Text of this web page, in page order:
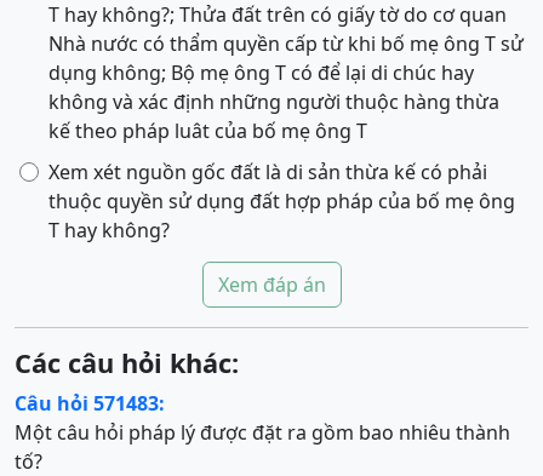
T hay không?; Thửa đất trên có giấy tờ do cơ quan
Nhà nước có thẩm quyền cấp từ khi bố mẹ ông T sử
dụng không; Bộ mẹ ông T có để lại di chúc hay
không và xác định những người thuộc hàng thừa
kế theo pháp luât của bố mẹ ông T
Xem xét nguồn gốc đất là di sản thừa kế có phải
thuộc quyền sử dụng đất hợp pháp của bố mẹ ông
T hay không?
Xem đáp án
Các câu hỏi khác:
Câu hỏi 571483:
Một câu hỏi pháp lý được đặt ra gồm bao nhiêu thành
tố?